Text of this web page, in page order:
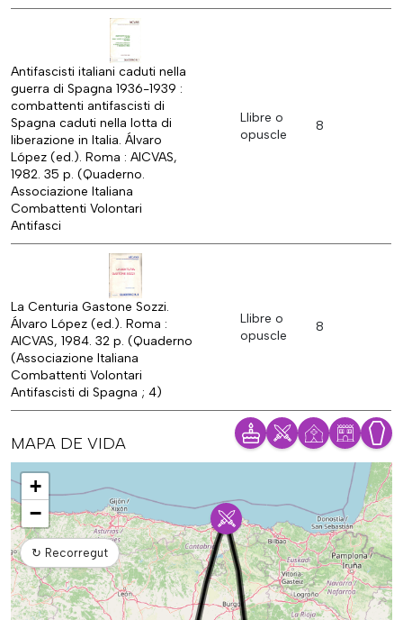
Antifascisti italiani caduti nella
guerra di Spagna 1936-1939 :
combattenti antifascisti di
Spagna caduti nella lotta di
liberazione in Italia. Álvaro
López (ed.). Roma : AICVAS,
1982. 35 p. (Quaderno.
Associazione Italiana
Combattenti Volontari
Antifasci
Llibre o
opuscle
8
La Centuria Gastone Sozzi.
Álvaro López (ed.). Roma :
AICVAS, 1984. 32 p. (Quaderno
(Associazione Italiana
Combattenti Volontari
Antifascisti di Spagna ; 4)
Llibre o
opuscle
8
MAPA DE VIDA
Mapa
+
−
↻ Recorregut